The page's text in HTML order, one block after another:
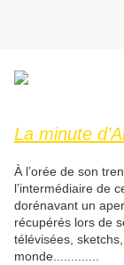
La minute
À l’orée de son
l’intermédiaire de
dorénavant un
récupérés lors de
télévisées,
monde.............